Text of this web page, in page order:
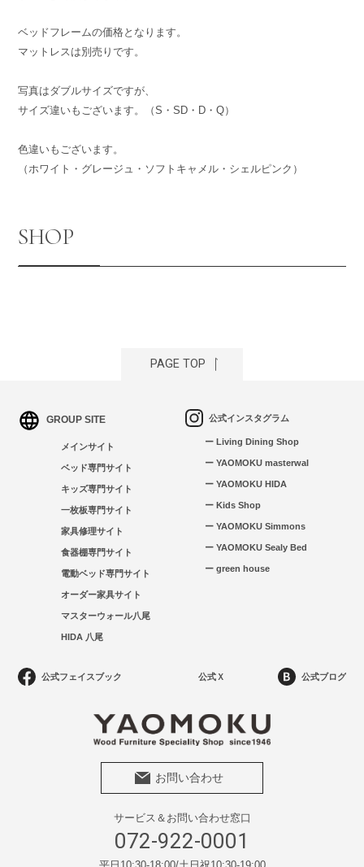
ベッドフレームの価格となります。
マットレスは別売りです。
写真はダブルサイズですが、
サイズ違いもございます。（S・SD・D・Q）
色違いもございます。
（ホワイト・グレージュ・ソフトキャメル・シェルピンク）
SHOP
GROUP SITE
メインサイト
ベッド専門サイト
キッズ専門サイト
一枚板専門サイト
家具修理サイト
食器棚専門サイト
電動ベッド専門サイト
オーダー家具サイト
マスターウォール八尾
HIDA 八尾
公式インスタグラム
ー Living Dining Shop
ー YAOMOKU masterwal
ー YAOMOKU HIDA
ー Kids Shop
ー YAOMOKU Simmons
ー YAOMOKU Sealy Bed
ー green house
公式フェイスブック 公式Ｘ 公式ブログ
お問い合わせ
サービス＆お問い合わせ窓口
072-922-0001
PAGE TOP